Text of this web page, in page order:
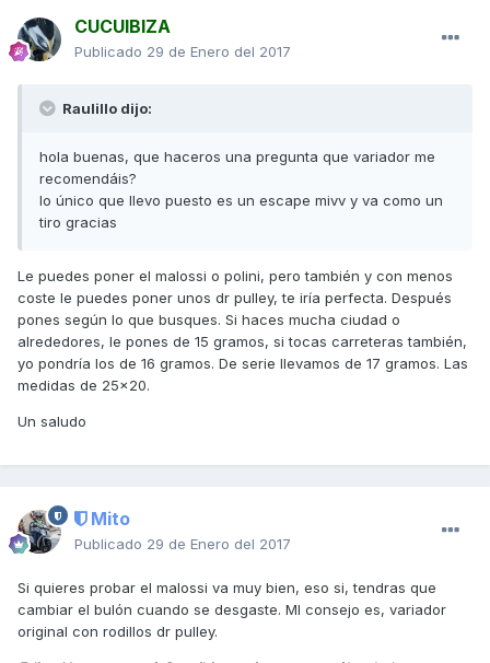
CUCUIBIZA
Publicado 29 de Enero del 2017
Raulillo dijo:
hola buenas, que haceros una pregunta que variador me
recomendáis?
lo único que llevo puesto es un escape mivv y va como un
tiro gracias
Le puedes poner el malossi o polini, pero también y con menos
coste le puedes poner unos dr pulley, te iría perfecta. Después
pones según lo que busques. Si haces mucha ciudad o
alrededores, le pones de 15 gramos, si tocas carreteras también,
yo pondría los de 16 gramos. De serie llevamos de 17 gramos. Las
medidas de 25x20.
Un saludo
Mito
Publicado 29 de Enero del 2017
Si quieres probar el malossi va muy bien, eso si, tendras que
cambiar el bulón cuando se desgaste. MI consejo es, variador
original con rodillos dr pulley.